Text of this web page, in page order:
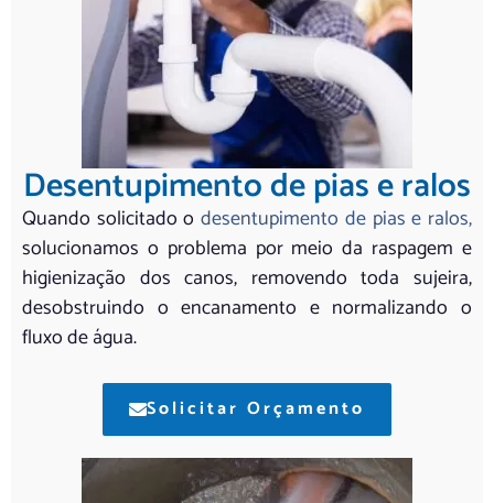
Desentupimento de pias e ralos
Quando solicitado odesentupimento de pias e ralos,
solucionamos o problema por meio da raspagem e
higienização dos canos, removendo toda sujeira,
desobstruindo o encanamento e normalizando o
fluxo de água.
Solicitar Orçamento